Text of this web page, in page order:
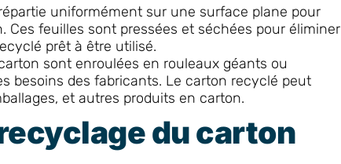
uniformément sur une surface plane pour
Ces feuilles sont pressées et séchées pour éliminer
prêt à être utilisé.
sont enroulées en rouleaux géants ou
besoins des fabricants. Le carton recyclé peut
et autres produits en carton.
du carton